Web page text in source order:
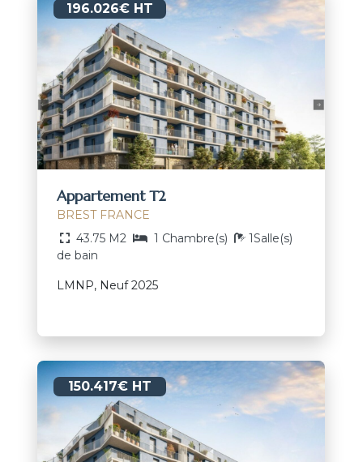
196.026€ HT
Appartement T2
BREST FRANCE
43.75 M2
1 Chambre(s)
1Salle(s)
de bain
LMNP, Neuf 2025
150.417€ HT